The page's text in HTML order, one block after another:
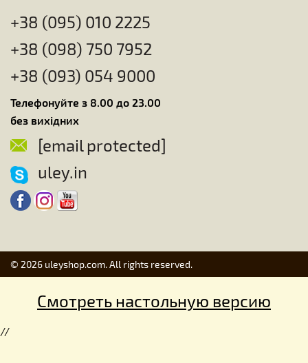
+38 (095) 010 2225
+38 (098) 750 7952
+38 (093) 054 9000
Телефонуйте з 8.00 до 23.00
без вихідних
[email protected]
uley.in
© 2026 uleyshop.com. All rights reserved.
Смотреть настольную версию
//